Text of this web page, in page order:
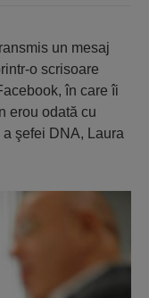
un mesaj
o scrisoare
în care îi
erou odată cu
şefei DNA, Laura